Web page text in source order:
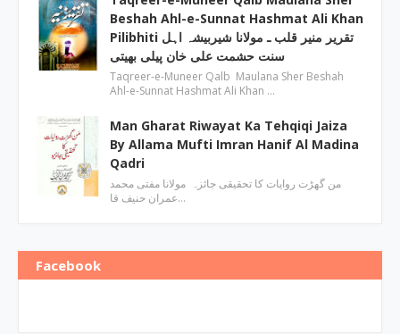
Beshah Ahl-e-Sunnat Hashmat Ali Khan
Pilibhiti تقریر منیر قلب ـ مولانا شیربیشہ اہل
سنت حشمت علی خان پیلی بھیتی
Taqreer-e-Muneer Qalb Maulana Sher Beshah
Ahl-e-Sunnat Hashmat Ali Khan …
Man Gharat Riwayat Ka Tehqiqi Jaiza
By Allama Mufti Imran Hanif Al Madina
Qadri
من گھڑت روایات کا تحقیقی جائزہ مولانا مفتی محمد
عمران حنیف قا…
Facebook